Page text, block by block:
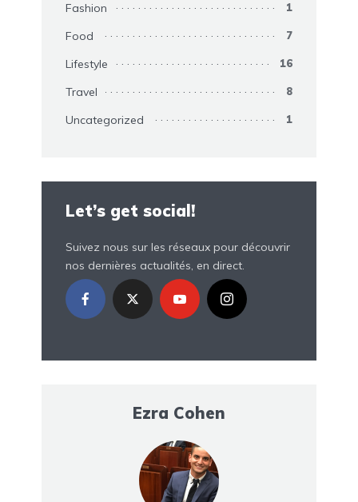
Fashion 1
Food 7
Lifestyle 16
Travel 8
Uncategorized 1
Let’s get social!
Suivez nous sur les réseaux pour découvrir
nos dernières actualités, en direct.
Ezra Cohen